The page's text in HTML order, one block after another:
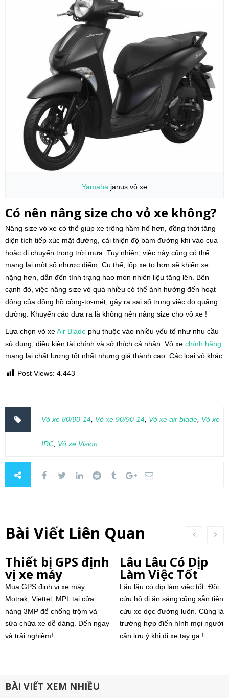
Yamaha janus vỏ xe
Có nên nâng size cho vỏ xe không?
Nâng size vỏ xe có thể giúp xe trông hầm hố hơn, đồng thời tăng
diện tích tiếp xúc mặt đường, cải thiện độ bám đường khi vào cua
hoặc di chuyển trong trời mưa. Tuy nhiên, việc này cũng có thể
mang lại một số nhược điểm. Cụ thể, lốp xe to hơn sẽ khiến xe
nặng hơn, dẫn đến tình trạng hao mòn nhiên liệu tăng lên. Bên
cạnh đó, việc nâng size vỏ quá nhiều có thể ảnh hưởng đến hoạt
động của đồng hồ công-tơ-mét, gây ra sai số trong việc đo quãng
đường. Khuyến cáo đưa ra là không nên nâng size cho vỏ xe !
Lựa chọn vỏ xeAir Blade phụ thuộc vào nhiều yếu tố như nhu cầu
sử dụng, điều kiện tài chính và sở thích cá nhân. Vỏ xe chính hãng
mang lại chất lượng tốt nhất nhưng giá thành cao. Các loại vỏ khác
Post Views: 4.443
Vỏ xe 80/90-14 Vỏ xe 90/90-14 Vỏ xe air blade Vỏ xe
IRC Vỏ xe Vision
Bài Viết Liên Quan
Thiết bị GPS định
vị xe máy
Mua GPS định vị xe máy
Motrak, Viettel, MPL tại cửa
hàng 3MP để chống trộm và
sửa chữa xe dễ dàng. Đến ngay
và trải nghiệm!
Lâu Lâu Có Dịp
Làm Việc Tốt
Lâu lâu có dịp làm việc tốt. Đội
cứu hộ đi ăn sáng cũng sẳn tiện
cứu xe dọc đường luôn. Cũng là
trường hợp điển hình mọi người
cần lưu ý khi đi xe tay ga !
BÀI VIẾT XEM NHIỀU